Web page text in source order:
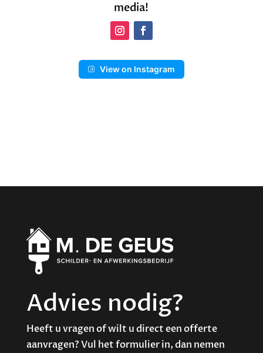
media!
View on Instagram
Advies nodig?
Heeft u vragen of wilt u direct een offerte
aanvragen? Vul het formulier in, dan nemen